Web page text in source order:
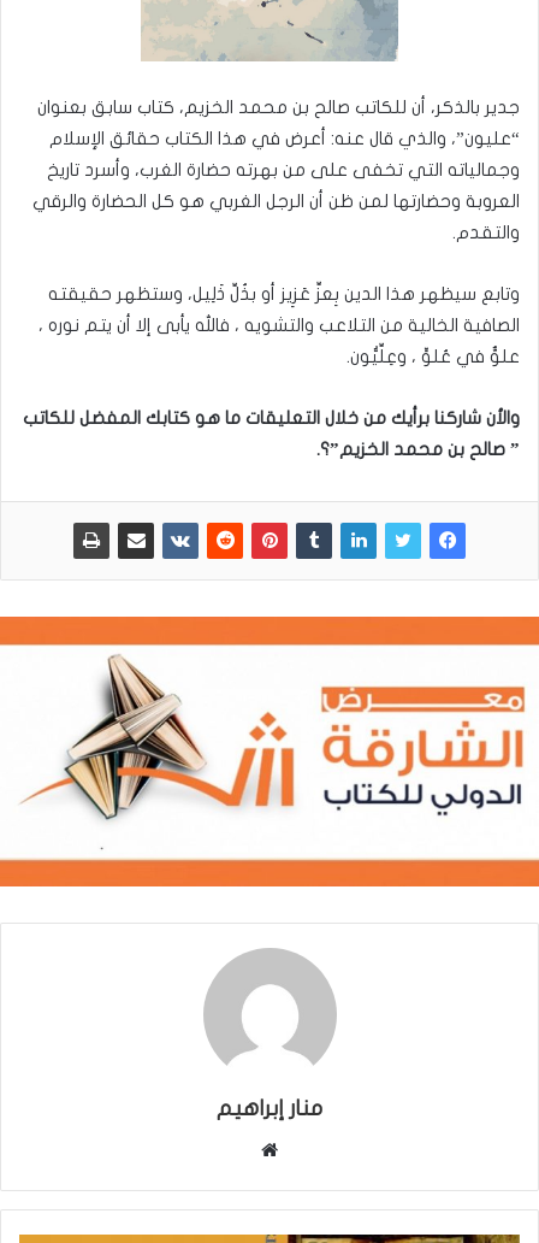
جدير بالذكر، أن للكاتب صالح بن محمد الخزيم، كتاب سابق بعنوان
“عليون”، والذي قال عنه: أعرض في هذا الكتاب حقائق الإسلام
وجمالياته التي تخفى على من بهرته حضارة الغرب، وأسرد تاريخ
العروبة وحضارتها لمن ظن أن الرجل الغربي هو كل الحضارة والرقي
والتقدم.
وتابع سيظهر هذا الدين بِعزِّ عَزِيز أو بذُلِّ ذَلِيل، وستظهر حقيقته
الصافية الخالية من التلاعب والتشويه ، فالله يأبى إلا أن يتم نوره ،
علوٌّ في عُلوٍّ ، وعِلِّيُّون.
والأن شاركنا برأيك من خلال التعليقات ما هو كتابك المفضل للكاتب
” صالح بن محمد الخزيم”؟.
منار إبراهيم